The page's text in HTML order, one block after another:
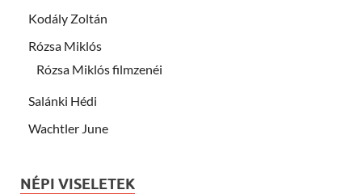
Kodály Zoltán
Rózsa Miklós
Rózsa Miklós filmzenéi
Salánki Hédi
Wachtler June
NÉPI VISELETEK